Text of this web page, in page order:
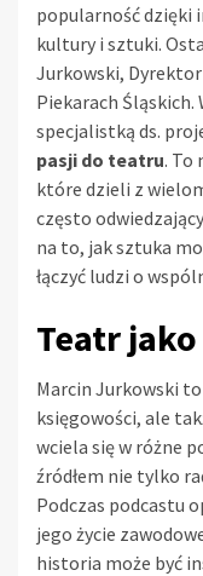
popularność dzięki
kultury i sztuki.
Jurkowski,
Piekarach Śląskich.
specjalistką ds.
pasji do teatru. To
które dzieli z
często
na to, jak sztuka
łączyć ludzi o
Teatr
Marcin Jurkowski
księgowości, ale
wciela się w różne
źródłem nie tylko
Podczas podcastu
jego życie
historia może być